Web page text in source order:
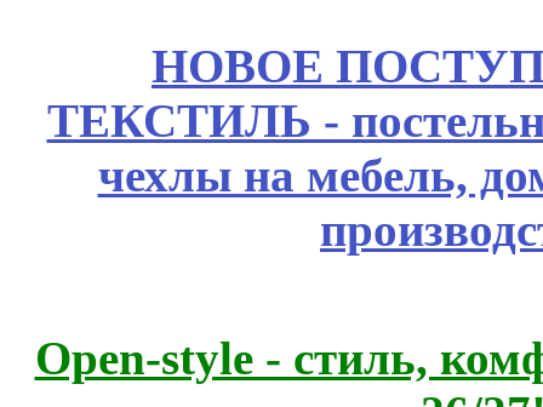
НОВОЕ
ТЕКСТИЛЬ -
чехлы на мебель,
Open-style - стиль,